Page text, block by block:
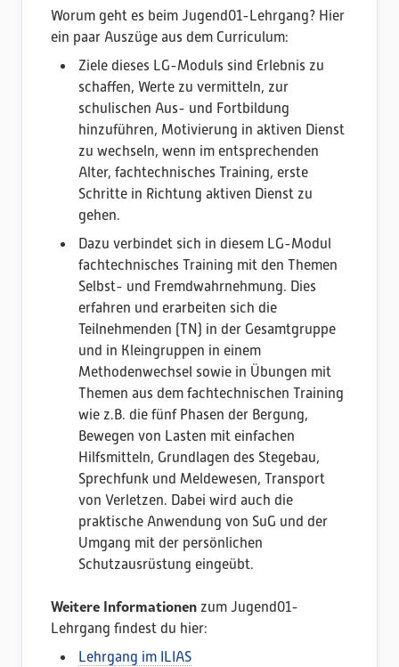
Worum geht es beim Jugend01-Lehrgang? Hier
ein paar Auszüge aus dem Curriculum:
Ziele dieses LG-Moduls sind Erlebnis zu
schaffen, Werte zu vermitteln, zur
schulischen Aus- und Fortbildung
hinzuführen, Motivierung in aktiven Dienst
zu wechseln, wenn im entsprechenden
Alter, fachtechnisches Training, erste
Schritte in Richtung aktiven Dienst zu
gehen.
Dazu verbindet sich in diesem LG-Modul
fachtechnisches Training mit den Themen
Selbst- und Fremdwahrnehmung. Dies
erfahren und erarbeiten sich die
Teilnehmenden (TN) in der Gesamtgruppe
und in Kleingruppen in einem
Methodenwechsel sowie in Übungen mit
Themen aus dem fachtechnischen Training
wie z.B. die fünf Phasen der Bergung,
Bewegen von Lasten mit einfachen
Hilfsmitteln, Grundlagen des Stegebau,
Sprechfunk und Meldewesen, Transport
von Verletzen. Dabei wird auch die
praktische Anwendung von SuG und der
Umgang mit der persönlichen
Schutzausrüstung eingeübt.
Weitere Informationen zum Jugend01-
Lehrgang findest du hier:
Lehrgang im ILIAS